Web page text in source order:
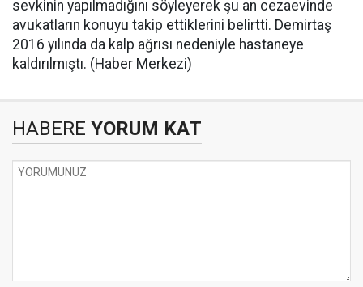
sevkinin yapılmadığını söyleyerek şu an cezaevinde
avukatların konuyu takip ettiklerini belirtti. Demirtaş
2016 yılında da kalp ağrısı nedeniyle hastaneye
kaldırılmıştı. (Haber Merkezi)
HABERE YORUM KAT